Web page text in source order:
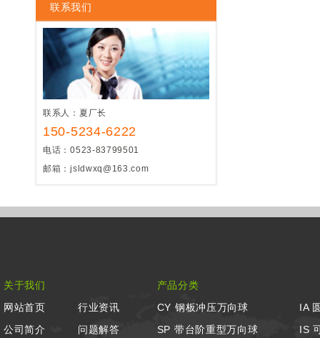
联系我们
联系人：夏厂长
150-5234-6222
电话：0523-83799501
邮箱：jsldwxq@163.com
关于我们
网站首页
公司简介
行业资讯
问题解答
产品分类
CY 钢板冲压万向球
SP 带台阶重型万向球
IA
IS